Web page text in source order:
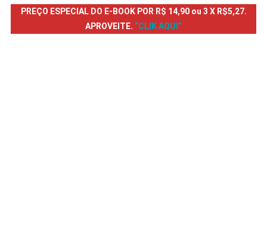
PREÇO ESPECIAL DO E-BOOK POR R$ 14,90 ou 3 X R$5,27.
APROVEITE. “CLIK AQUI”